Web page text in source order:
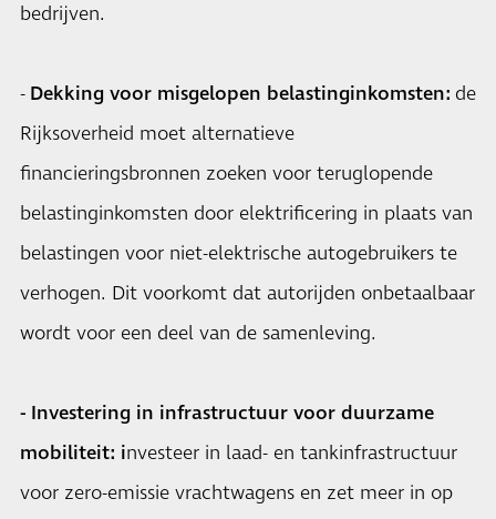
bedrijven.
- Dekking voor misgelopen belastinginkomsten: de
Rijksoverheid moet alternatieve
financieringsbronnen zoeken voor teruglopende
belastinginkomsten door elektrificering in plaats van
belastingen voor niet-elektrische autogebruikers te
verhogen. Dit voorkomt dat autorijden onbetaalbaar
wordt voor een deel van de samenleving.
- Investering in infrastructuur voor duurzame
mobiliteit: investeer in laad- en tankinfrastructuur
voor zero-emissie vrachtwagens en zet meer in op